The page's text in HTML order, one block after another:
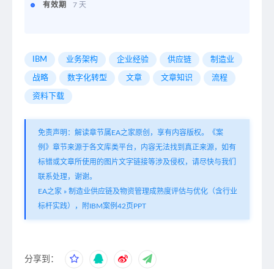
有效期 7 天
IBM 业务架构 企业经验 供应链 制造业
战略 数字化转型 文章 文章知识 流程
资料下载
免责声明：解读章节属EA之家原创，享有内容版权。《案
例》章节来源于各文库类平台，内容无法找到真正来源，如有
标错或文章所使用的图片文字链接等涉及侵权，请尽快与我们
联系处理，谢谢。
EA之家 » 制造业供应链及物资管理成熟度评估与优化（含行业
标杆实践），附IBM案例42页PPT
分享到：